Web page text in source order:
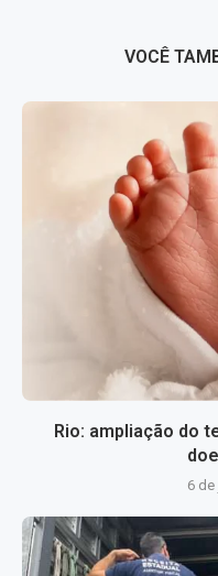
VOCÊ
Rio: ampliação do
6